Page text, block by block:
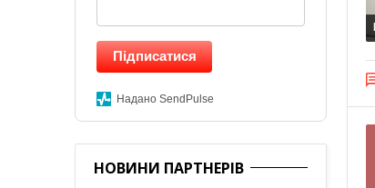
Підписатися
Надано SendPulse
НОВИНИ ПАРТНЕРІВ